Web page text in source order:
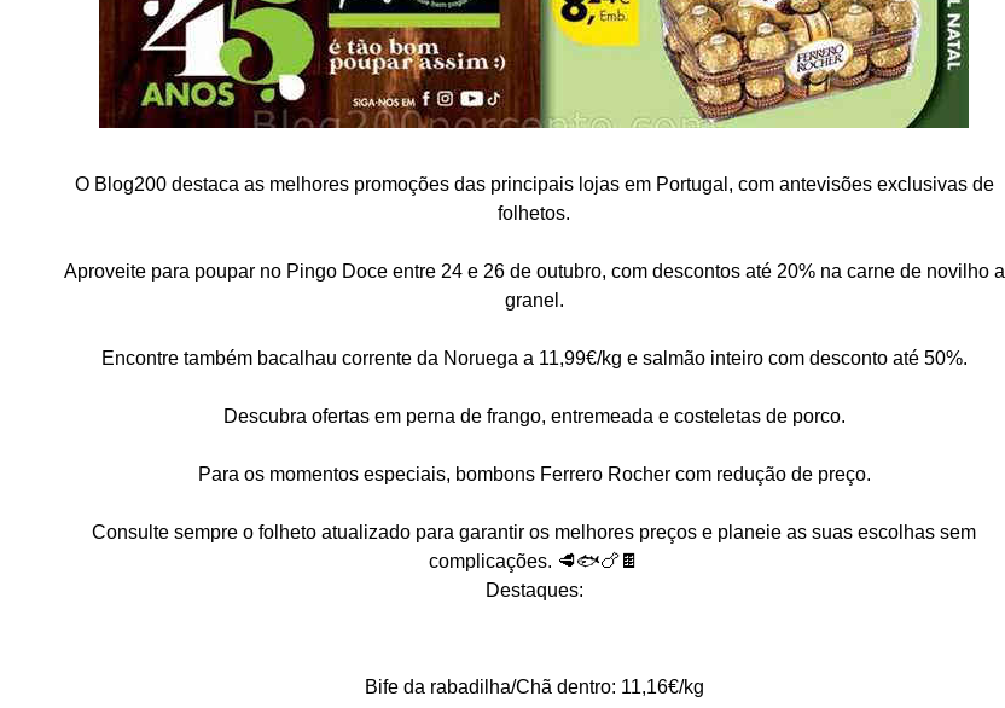
O Blog200 destaca as melhores promoções das principais lojas em Portugal, com antevisões exclusivas de
folhetos.
Aproveite para poupar no Pingo Doce entre 24 e 26 de outubro, com descontos até 20% na carne de novilho a
granel.
Encontre também bacalhau corrente da Noruega a 11,99€/kg e salmão inteiro com desconto até 50%.
Descubra ofertas em perna de frango, entremeada e costeletas de porco.
Para os momentos especiais, bombons Ferrero Rocher com redução de preço.
Consulte sempre o folheto atualizado para garantir os melhores preços e planeie as suas escolhas sem
complicações. 🥩🐟🍗🍫
Destaques:
Bife da rabadilha/Chã dentro: 11,16€/kg